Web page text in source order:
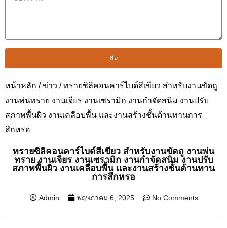
ส่ง
หน้าหลัก /ข่าว / ทรายซิลิคอนคาร์ไบด์สีเขียว สำหรับงานขัดถู
งานพ่นทราย งานเจียร งานเซรามิก งานกำจัดสนิม งานปรับ
สภาพพื้นผิว งานเคลือบพื้น และงานสร้างชั้นต้านทานการ
สึกหรอ
ทรายซิลิคอนคาร์ไบด์สีเขียว สำหรับงานขัดถู งานพ่น
ทราย งานเจียร งานเซรามิก งานกำจัดสนิม งานปรับ
สภาพพื้นผิว งานเคลือบพื้น และงานสร้างชั้นต้านทาน
การสึกหรอ
Admin พฤษภาคม 6, 2025 No Comments